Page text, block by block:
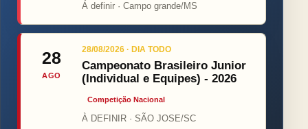
Á definir · Campo grande/MS
28
AGO
28/08/2026 · DIA TODO
Campeonato Brasileiro Junior
(Individual e Equipes) - 2026
Competição Nacional
À DEFINIR · SÃO JOSE/SC